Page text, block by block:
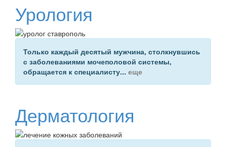
Урология
Только каждый десятый мужчина, столкнувшись
с заболеваниями мочеполовой системы,
обращается к специалисту... еще
Дерматология